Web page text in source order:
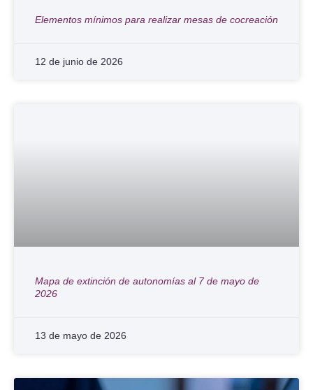
Elementos mínimos para realizar mesas de cocreación
12 de junio de 2026
Mapa de extinción de autonomías al 7 de mayo de
2026
13 de mayo de 2026